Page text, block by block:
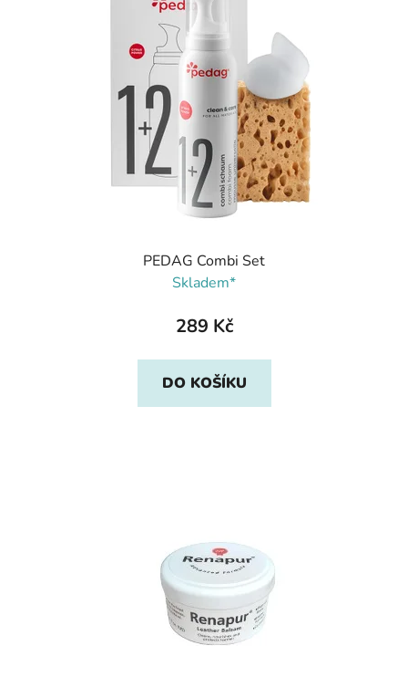
PEDAG Combi Set
Skladem*
289 Kč
DO KOŠÍKU